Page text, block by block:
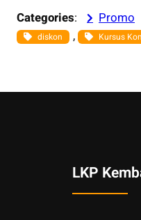
Categories: Promo
diskon , Kursus
LKP